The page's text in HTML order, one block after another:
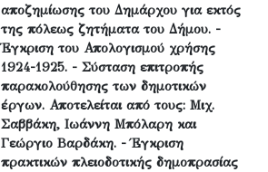
αποζημίωσης του Δημάρχου για εκτός
της πόλεως ζητήματα του Δήμου. -
Έγκριση του Απολογισμού χρήσης
1924-1925. - Σύσταση επιτροπής
παρακολούθησης των δημοτικών
έργων. Αποτελείται από τους: Μιχ.
Σαββάκη, Ιωάννη Μπόλαρη και
Γεώργιο Βαρδάκη. - Έγκριση
πρακτικών πλειοδοτικής δημοπρασίας